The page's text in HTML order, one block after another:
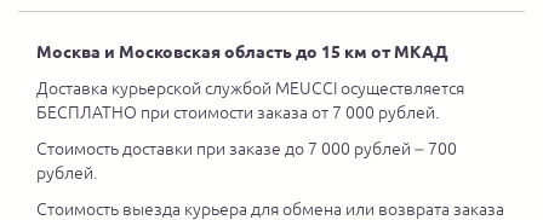
Москва и Московская область до 15 км от МКАД
Доставка курьерской службой MEUCCI осуществляется
БЕСПЛАТНО при стоимости заказа от 7 000 рублей.
Стоимость доставки при заказе до 7 000 рублей – 700
рублей.
Стоимость выезда курьера для обмена или возврата заказа